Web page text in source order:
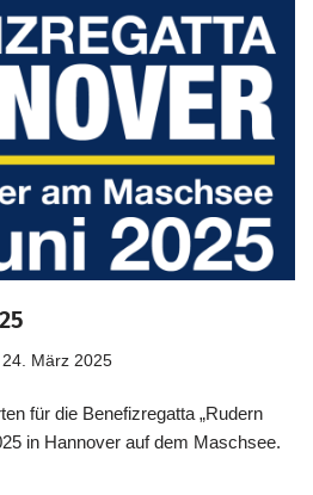
24. März 2025
für die Benefizregatta „Rudern
in Hannover auf dem Maschsee.